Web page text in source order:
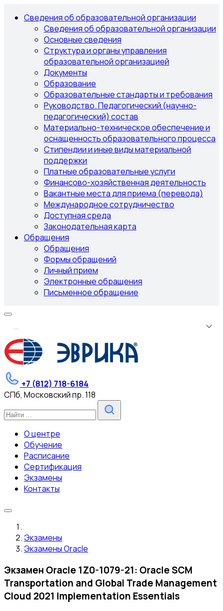
Сведения об образовательной организации
Сведения об образовательной организации
Основные сведения
Структура и органы управления
образовательной организацией
Документы
Образование
Образовательные стандарты и требования
Руководство. Педагогический (научно-
педагогический) состав
Материально-техническое обеспечение и
оснащенность образовательного процесса
Стипендии и иные виды материальной
поддержки
Платные образовательные услуги
Финансово-хозяйственная деятельность
Вакантные места для приема (перевода)
Международное сотрудничество
Доступная среда
Законодательная карта
Обращения
Обращения
Формы обращений
Личный прием
Электронные обращения
Письменное обращение
...
+7 (812) 718-6184
СПб, Московский пр. 118
О центре
Обучение
Расписание
Сертификация
Экзамены
Контакты
Экзамены
Экзамены Oracle
Экзамен Oracle 1Z0-1079-21: Oracle SCM
Transportation and Global Trade Management
Cloud 2021 Implementation Essentials